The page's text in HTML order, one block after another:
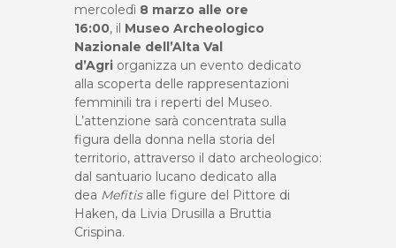
mercoledì 8 marzo alle ore
16:00, il Museo Archeologico
Nazionale dell’Alta Val
d’Agri organizza un evento dedicato
alla scoperta delle rappresentazioni
femminili tra i reperti del Museo.
L’attenzione sarà concentrata sulla
figura della donna nella storia del
territorio, attraverso il dato archeologico:
dal santuario lucano dedicato alla
dea Mefitis alle figure del Pittore di
Haken, da Livia Drusilla a Bruttia
Crispina.